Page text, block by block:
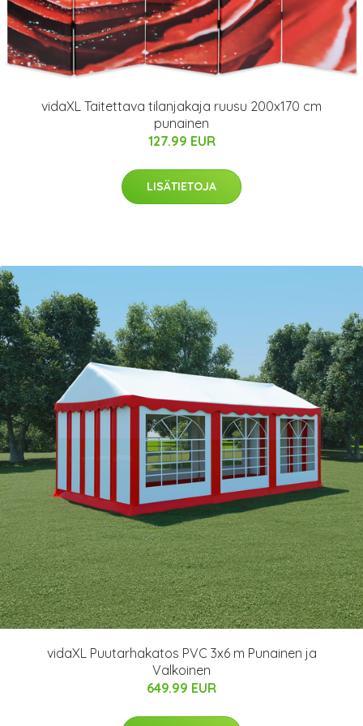
vidaXL Taitettava tilanjakaja ruusu 200x170 cm
punainen
127.99 EUR
LISÄTIETOJA
vidaXL Puutarhakatos PVC 3x6 m Punainen ja
Valkoinen
649.99 EUR